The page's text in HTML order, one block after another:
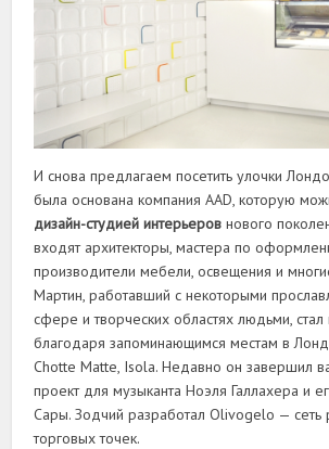
И снова предлагаем посетить улочки
была основана компания AAD, которую
дизайн-студией интерьеров нового
входят архитекторы, мастера по
производители мебели, освещения и
Мартин, работавший с некоторыми
сфере и творческих областях людьми, стал
благодаря запоминающимся местам в
Chotte Matte, Isola. Недавно он завершил
проект для музыканта Ноэля Галлахера и
Сары. Зодчий разработал Olivogelo — сеть
торговых точек.